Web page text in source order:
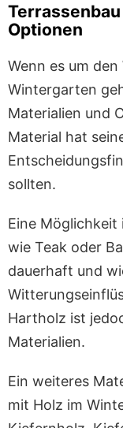
Optionen
Wenn es um den
Wintergarten
Materialien und
Material hat
sollten.
Eine
wie Teak oder
dauerhaft und
Hartholz ist
Materialien.
Ein weiteres
mit Holz im